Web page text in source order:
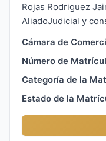
Rojas Rodriguez
AliadoJudicial y
Cámara de
Número de
Categoría de la
Estado de la